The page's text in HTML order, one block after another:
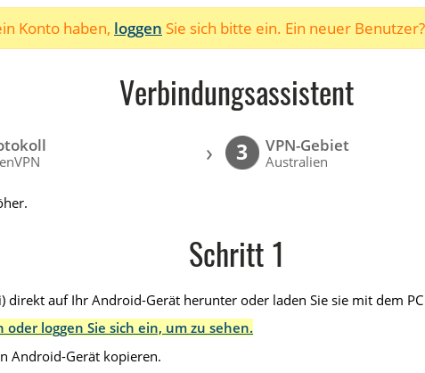
Konto haben, loggen Sie sich bitte ein. Ein neuer Benutzer?
Verbindungsassistent
› 3 VPN-Gebiet
Australien
Schritt 1
direkt auf Ihr Android-Gerät herunter oder laden Sie sie mit dem
oder loggen Sie sich ein, um zu sehen.
Android-Gerät kopieren.